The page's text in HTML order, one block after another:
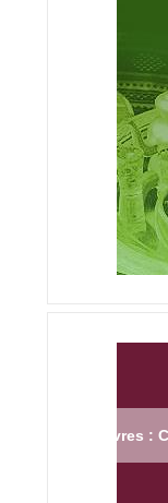
Livres :